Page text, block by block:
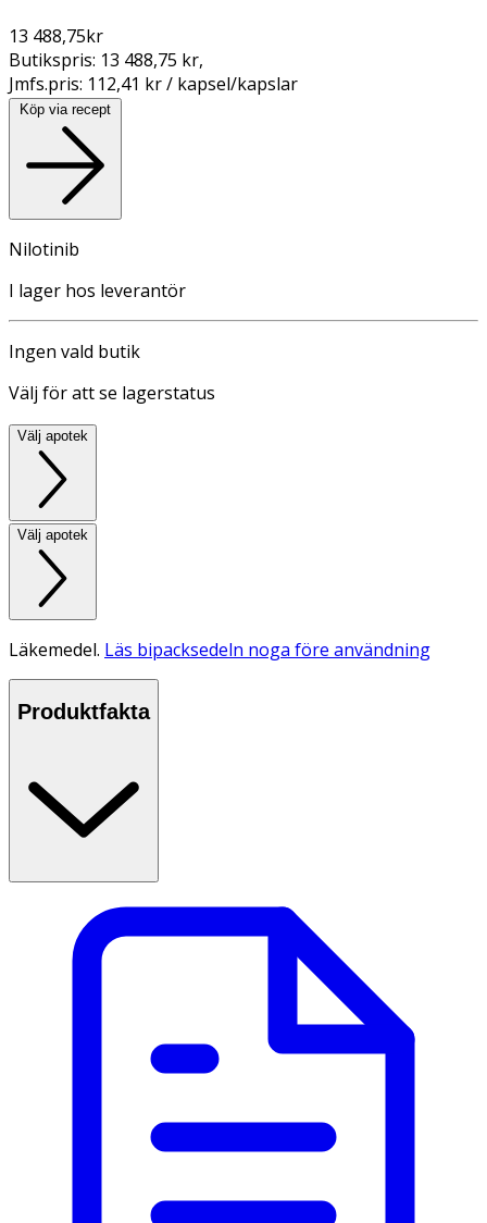
13 488,75kr
Butikspris: 13 488,75 kr,
Jmfs.pris: 112,41 kr / kapsel/kapslar
Köp via recept
Nilotinib
I lager hos leverantör
Ingen vald butik
Välj för att se lagerstatus
Välj apotek
Välj apotek
Läkemedel. Läs bipacksedeln noga före användning
Produktfakta